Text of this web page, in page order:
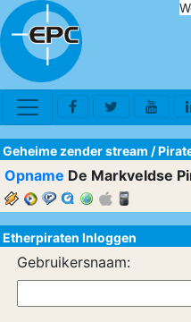
Geheime zender stream /
Opname De Markveldse
Etherpiraten Inloggen
Gebruikersnaam: